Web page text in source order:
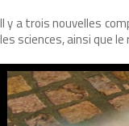
Il y a trois nouvelles
les sciences, ainsi que